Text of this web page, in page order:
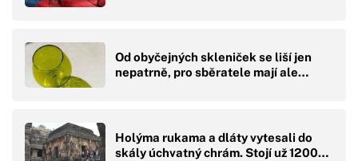
Od obyčejných skleniček se liší jen
nepatrně, pro sběratele mají ale…
Holýma rukama a dláty vytesali do
skály úchvatný chrám. Stojí už 1200…